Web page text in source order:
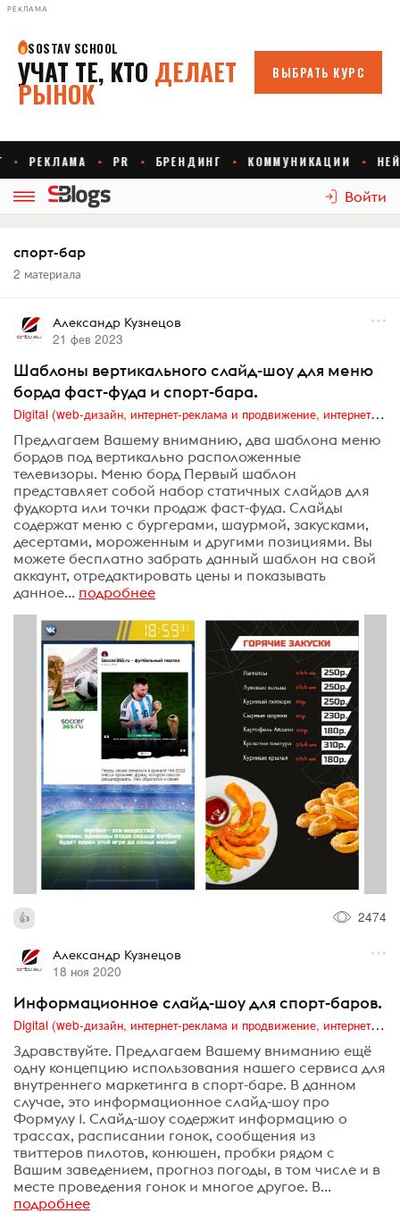
РЕКЛАМА
Войти
спорт-бар
2 материала
Александр Кузнецов
21 фев 2023
Шаблоны вертикального слайд-шоу для меню
борда фаст-фуда и спорт-бара.
Digital (web-дизайн, интернет-реклама и продвижение, интернет-сообщества и блоги, интернет-коммуникации, мобильный маркетинг, реклама на цифровых экранах)
Предлагаем Вашему вниманию, два шаблона меню
бордов под вертикально расположенные
телевизоры. Меню борд Первый шаблон
представляет собой набор статичных слайдов для
фудкорта или точки продаж фаст-фуда. Слайды
содержат меню с бургерами, шаурмой, закусками,
десертами, мороженным и другими позициями. Вы
можете бесплатно забрать данный шаблон на свой
аккаунт, отредактировать цены и показывать
данное... подробнее
2474
Александр Кузнецов
18 ноя 2020
Информационное слайд-шоу для спорт-баров.
Digital (web-дизайн, интернет-реклама и продвижение, интернет-сообщества и блоги, интернет-коммуникации, мобильный маркетинг, реклама на цифровых экранах)
Здравствуйте. Предлагаем Вашему вниманию ещё
одну концепцию использования нашего сервиса для
внутреннего маркетинга в спорт-баре. В данном
случае, это информационное слайд-шоу про
Формулу 1. Слайд-шоу содержит информацию о
трассах, расписании гонок, сообщения из
твиттеров пилотов, конюшен, пробки рядом с
Вашим заведением, прогноз погоды, в том числе и в
месте проведения гонок и многое другое. В...
подробнее